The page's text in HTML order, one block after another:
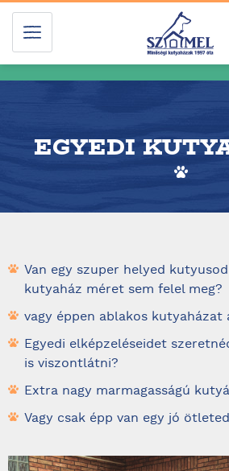
EGYEDI
Van egy szuper helyed
kutyaház méret sem felel meg?
vagy éppen ablakos kutyaházat
Egyedi elképzeléseidet
is viszontlátni?
Extra nagy marmagasságú
Vagy csak épp van egy jó